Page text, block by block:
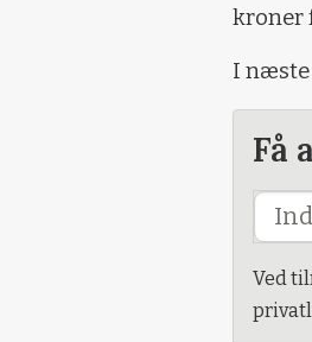
kroner
I næste
Få
Ved